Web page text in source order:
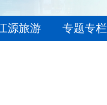
源旅游 专题专栏